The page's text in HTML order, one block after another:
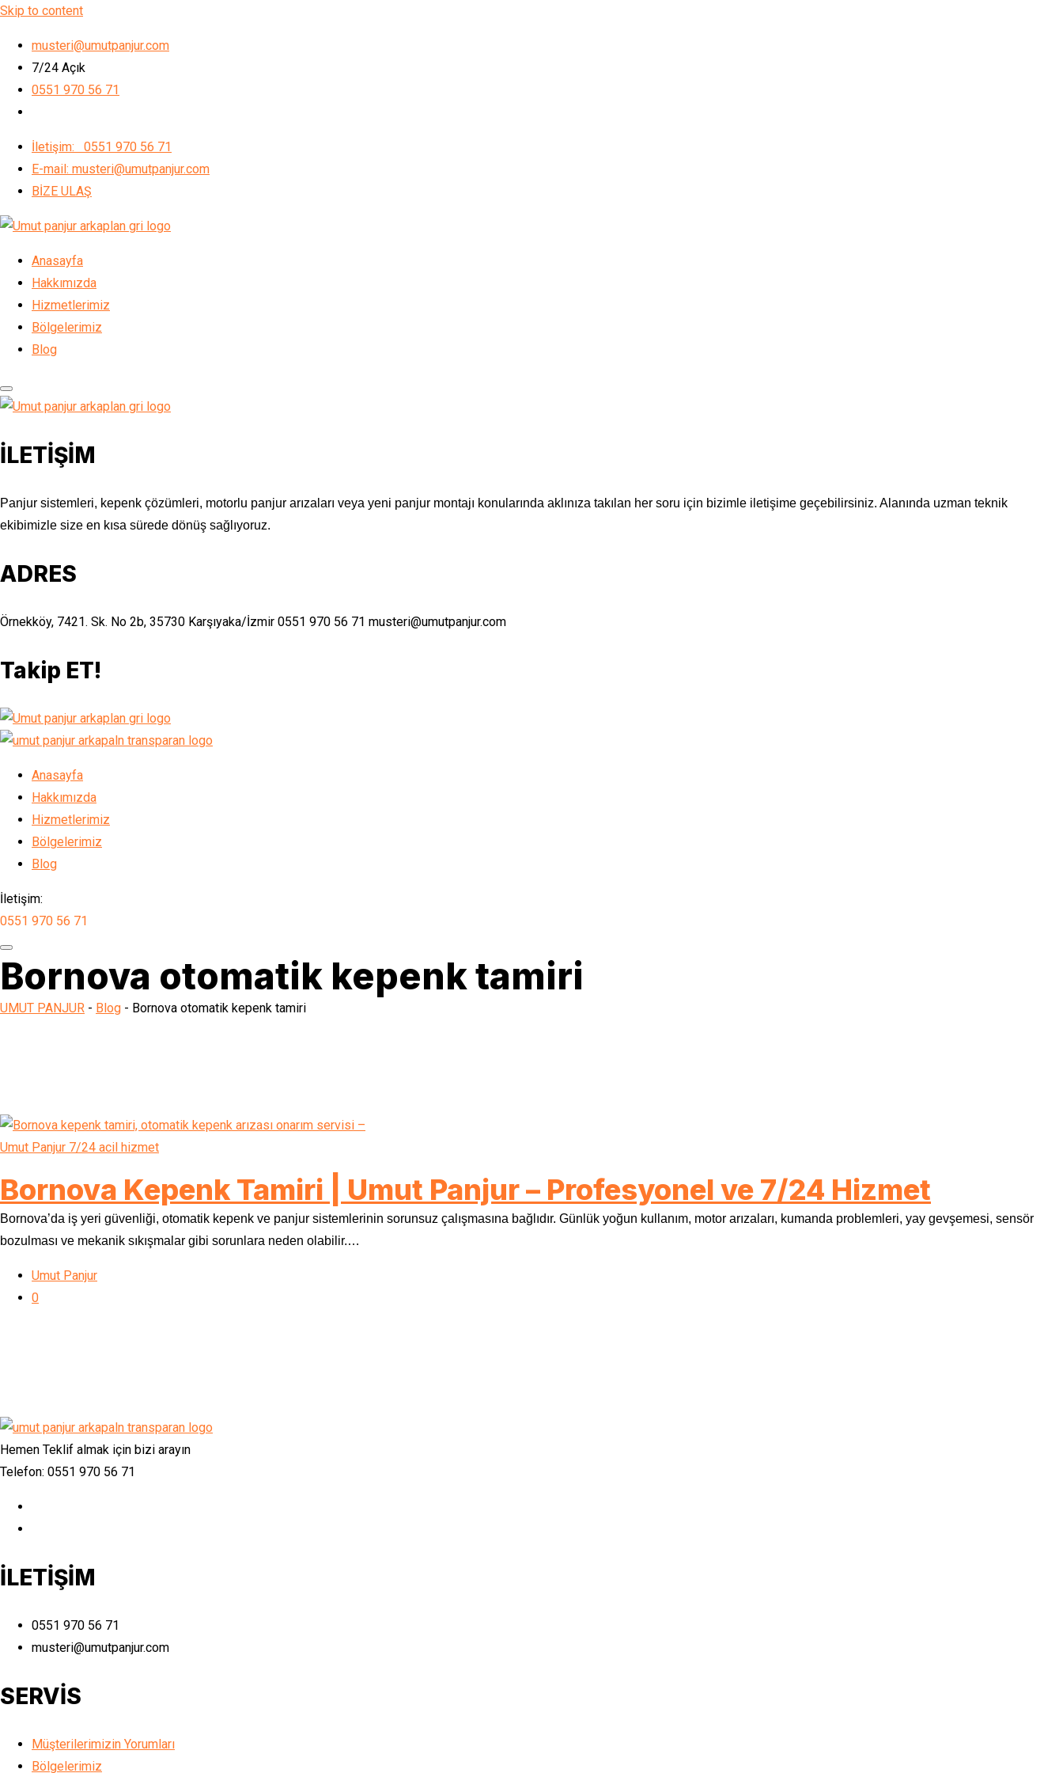
Skip to content
musteri@umutpanjur.com
7/24 Açık
0551 970 56 71
İletişim: 0551 970 56 71
E-mail: musteri@umutpanjur.com
BİZE ULAŞ
Anasayfa
Hakkımızda
Hizmetlerimiz
Bölgelerimiz
Blog
İLETİŞİM
Panjur sistemleri, kepenk çözümleri, motorlu panjur arızaları veya yeni panjur montajı konularında aklınıza takılan her soru için bizimle iletişime geçebilirsiniz. Alanında uzman teknik
ekibimizle size en kısa sürede dönüş sağlıyoruz.
ADRES
Örnekköy, 7421. Sk. No 2b, 35730 Karşıyaka/İzmir 0551 970 56 71 musteri@umutpanjur.com
Takip ET!
Anasayfa
Hakkımızda
Hizmetlerimiz
Bölgelerimiz
Blog
İletişim:
0551 970 56 71
Bornova otomatik kepenk tamiri
UMUT PANJUR - Blog - Bornova otomatik kepenk tamiri
Bornova Kepenk Tamiri | Umut Panjur – Profesyonel ve 7/24 Hizmet
Bornova’da iş yeri güvenliği, otomatik kepenk ve panjur sistemlerinin sorunsuz çalışmasına bağlıdır. Günlük yoğun kullanım, motor arızaları, kumanda problemleri, yay gevşemesi, sensör
bozulması ve mekanik sıkışmalar gibi sorunlara neden olabilir.…
Umut Panjur
0
Hemen Teklif almak için bizi arayın
Telefon: 0551 970 56 71
İLETİŞİM
0551 970 56 71
musteri@umutpanjur.com
SERVİS
Müşterilerimizin Yorumları
Bölgelerimiz